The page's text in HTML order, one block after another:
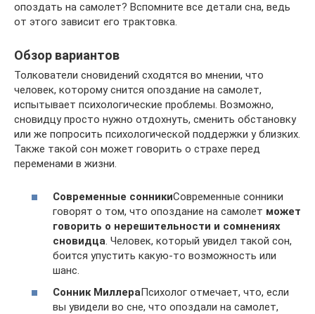
опоздать на самолет? Вспомните все детали сна, ведь
от этого зависит его трактовка.
Обзор вариантов
Толкователи сновидений сходятся во мнении, что
человек, которому снится опоздание на самолет,
испытывает психологические проблемы. Возможно,
сновидцу просто нужно отдохнуть, сменить обстановку
или же попросить психологической поддержки у близких.
Также такой сон может говорить о страхе перед
переменами в жизни.
Современные сонникиСовременные сонники
говорят о том, что опоздание на самолет может
говорить о нерешительности и сомнениях
сновидца . Человек, который увидел такой сон,
боится упустить какую-то возможность или
шанс.
Сонник МиллераПсихолог отмечает, что, если
вы увидели во сне, что опоздали на самолет,